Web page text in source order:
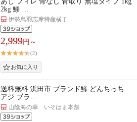
2kg 鯵 …
伊勢鳥羽志摩特産横丁
2,999円～
(2)
送料無料 浜田市 ブランド鯵 どんちっち
アジ ブラ…
山陰海の幸 いそはま本舗